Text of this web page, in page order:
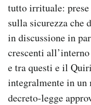
tutto irrituale:
sulla sicurezza che
in discussione in
crescenti
e tra questi e il
integralmente in un
decreto-legge